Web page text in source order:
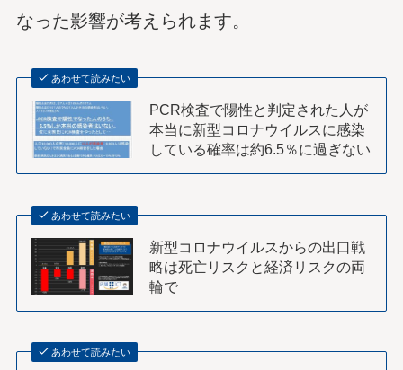
なった影響が考えられます。
あわせて読みたい
PCR検査で陽性と判定された人が
本当に新型コロナウイルスに感染
している確率は約6.5％に過ぎない
あわせて読みたい
新型コロナウイルスからの出口戦
略は死亡リスクと経済リスクの両
輪で
あわせて読みたい